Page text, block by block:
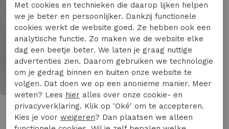
Jack & Jones
50%
Jack & Jones
Met cookies en technieken die daarop lijken helpen
we je beter en persoonlijker. Dankzij functionele
cookies werkt de website goed. Ze hebben ook een
analytische functie. Zo maken we de website elke
dag een beetje beter. We laten je graag nuttige
advertenties zien. Daarom gebruiken we technologie
om je gedrag binnen en buiten onze website te
volgen. Dat doen we op een anonieme manier. Meer
weten? Lees hier alles over onze cookie- en
privacyverklaring. Klik op 'Oké' om te accepteren.
Kies je voor weigeren? Dan plaatsen we alleen